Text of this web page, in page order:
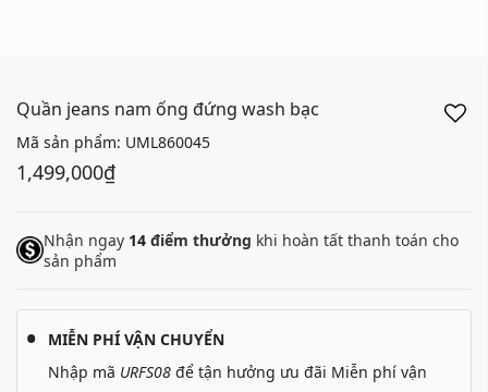
Quần jeans nam ống đứng wash bạc
Mã sản phẩm: UML860045
1,499,000₫
Nhận ngay 14 điểm thưởng khi hoàn tất thanh toán cho
sản phẩm
MIỄN PHÍ VẬN CHUYỂN
Nhập mã URFS08 để tận hưởng ưu đãi Miễn phí vận